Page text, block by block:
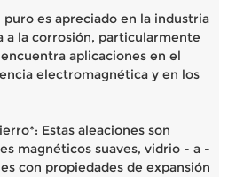
es apreciado en la industria
a la corrosión, particularmente
aplicaciones en el
electromagnética y en los
Estas aleaciones son
magnéticos suaves, vidrio - a -
con propiedades de expansión